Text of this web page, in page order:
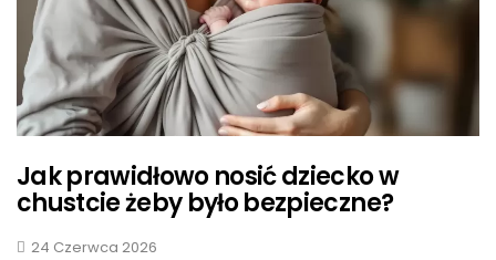
Jak prawidłowo nosić dziecko w
chustcie żeby było bezpieczne?
24 Czerwca 2026